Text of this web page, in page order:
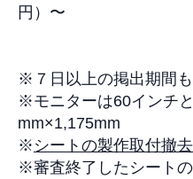
円） 〜
※ ７日以上の掲出期間も
※モニターは60インチ
mm×1,175mm
※ シートの製作取付撤
※審査終了したシート